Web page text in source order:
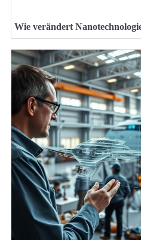
Wie verändert